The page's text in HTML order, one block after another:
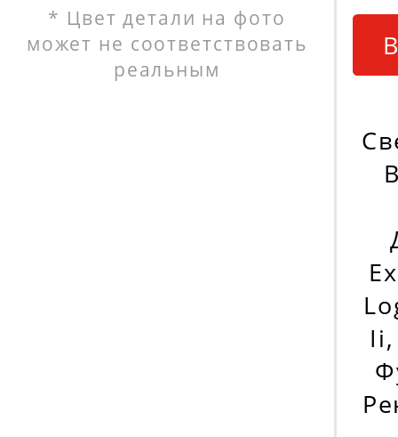
* Цвет детали на фото
может не соответствовать
реальным